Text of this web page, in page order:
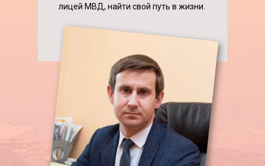
лицей МВД, найти свой путь в жизни.